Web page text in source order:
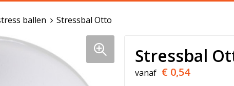
ballen Stressbal Otto
Stressbal
vanaf € 0,54